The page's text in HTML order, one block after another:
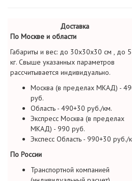
Доставка
По Москве и области
Габариты и вес: до 30х30х30 см , до 5
кг. Свыше указанных параметров
рассчитывается индивидуально.
Москва (в пределах МКАД) -
руб.
Область - 490+30 руб./км.
Экспресс Москва (в пределах
МКАД) - 990 руб.
Экспесс Область - 990+30 руб./
По России
Транспортной компанией